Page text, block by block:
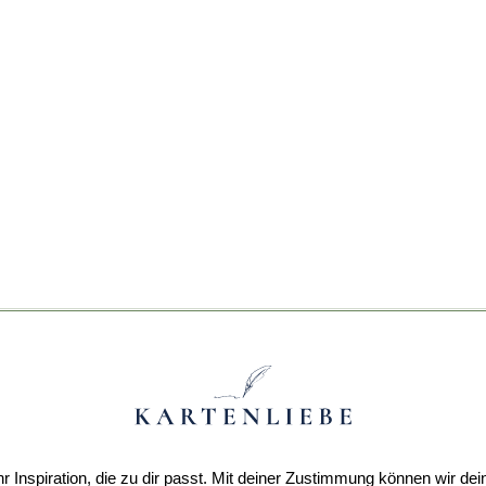
Inspiration, die zu dir passt. Mit deiner Zustimmung können wir